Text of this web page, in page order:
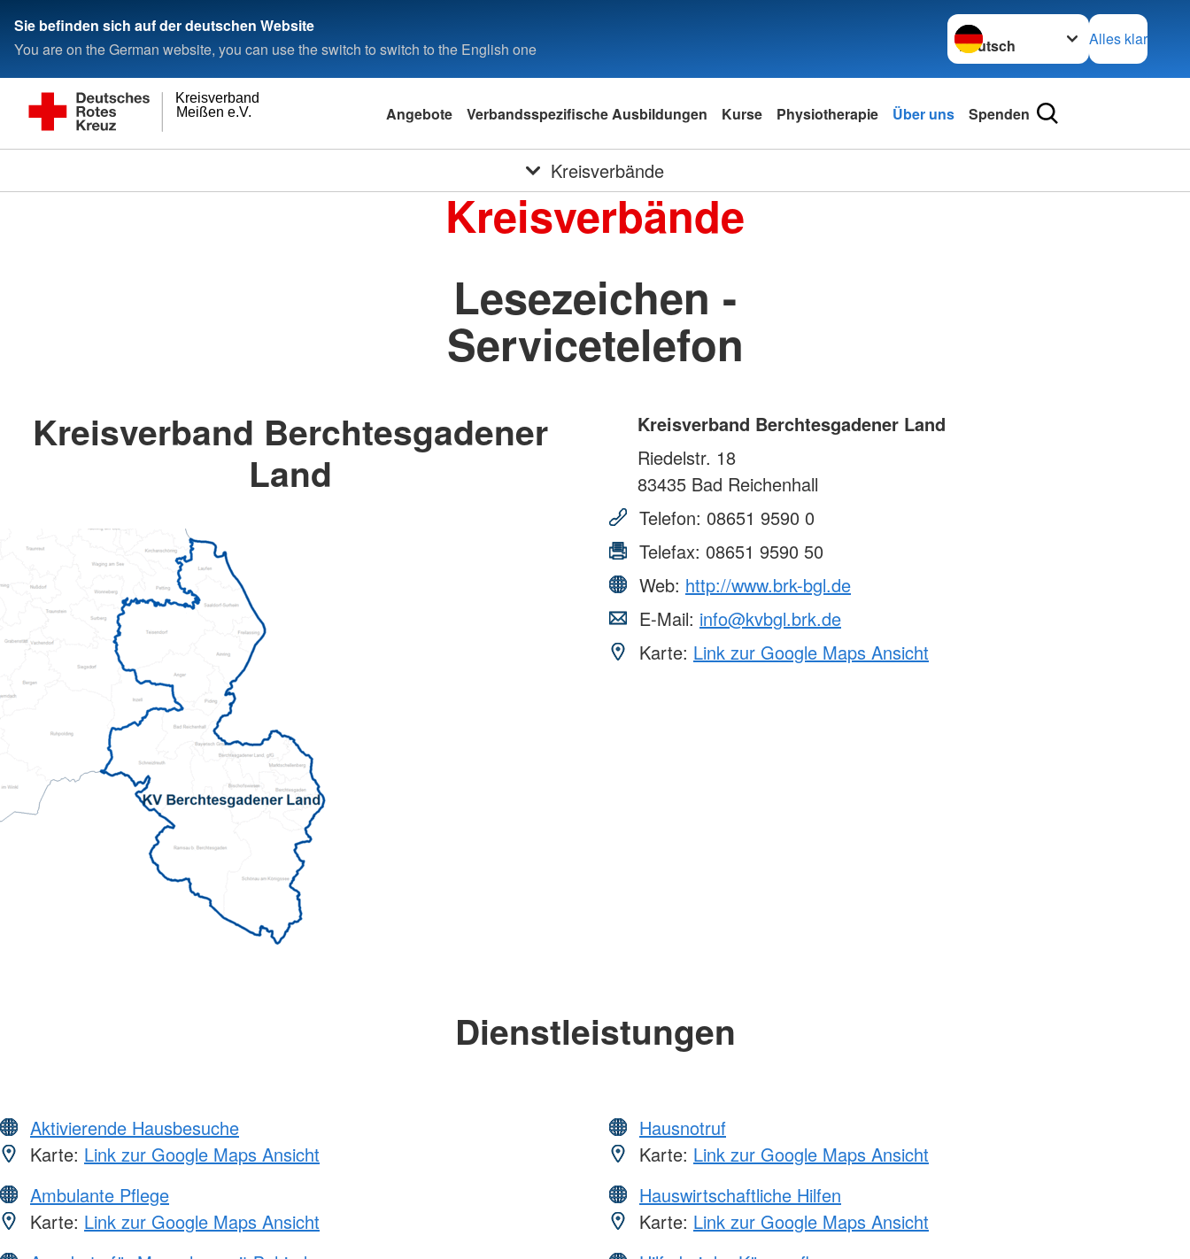
Sie befinden sich auf der deutschen Website
You are on the German website, you can use the switch to switch to the English one
Sprache wechseln zu
Alles klar
Meißen e.V.
Kreisverband
Angebote Verbandsspezifische Ausbildungen Kurse Physiotherapie Über uns Spenden
Kreisverbände
Kreisverbände
Lesezeichen -
Servicetelefon
Kreisverband Berchtesgadener
Land
Kreisverband Berchtesgadener Land
Riedelstr. 18
83435 Bad Reichenhall
Telefon: 08651 9590 0
Telefax: 08651 9590 50
Web: http://www.brk-bgl.de
E-Mail: info@kvbgl.brk.de
Karte: Link zur Google Maps Ansicht
Dienstleistungen
Aktivierende Hausbesuche
Karte: Link zur Google Maps Ansicht
Ambulante Pflege
Karte: Link zur Google Maps Ansicht
Hausnotruf
Karte: Link zur Google Maps Ansicht
Hauswirtschaftliche Hilfen
Karte: Link zur Google Maps Ansicht